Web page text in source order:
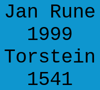
Jan
1999
1541